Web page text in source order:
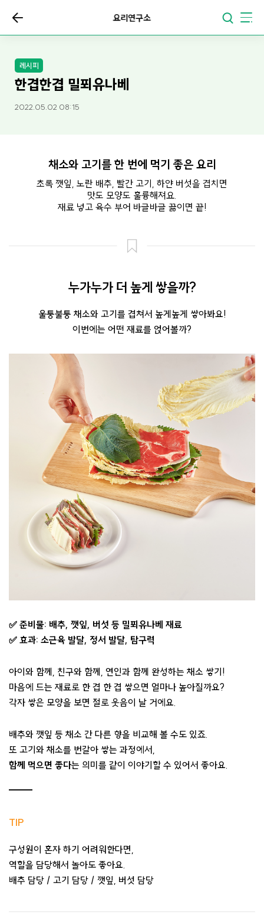
요리연구소
레시피
한겹한겹 밀푀유나베
2022.05.02 08:15
채소와 고기를 한 번에 먹기 좋은 요리
초록 깻잎, 노란 배추, 빨간 고기, 하얀 버섯을 겹치면
맛도 모양도 훌륭해져요.
재료 넣고 육수 부어 바글바글 끓이면 끝!
누가누가 더 높게 쌓을까?
울퉁불퉁 채소와 고기를 겹쳐서 높게높게 쌓아봐요!
이번에는 어떤 재료를 얹어볼까?
✅ 준비물: 배추, 깻잎, 버섯 등 밀푀유나베 재료
✅ 효과: 소근육 발달, 정서 발달, 탐구력
아이와 함께, 친구와 함께, 연인과 함께 완성하는 채소 쌓기!
마음에 드는 재료로 한 겹 한 겹 쌓으면 얼마나 높아질까요?
각자 쌓은 모양을 보면 절로 웃음이 날 거에요.
배추와 깻잎 등 채소 간 다른 향을 비교해 볼 수도 있죠.
또 고기와 채소를 번갈아 쌓는 과정에서,
함께 먹으면 좋다는 의미를 같이 이야기할 수 있어서 좋아요.
TIP
구성원이 혼자 하기 어려워한다면,
역할을 담당해서 놀아도 좋아요.
배추 담당 / 고기 담당 / 깻잎, 버섯 담당